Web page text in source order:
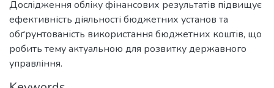
Дослідження обліку фінансових результатів підвищує
ефективність діяльності бюджетних установ та
обґрунтованість використання бюджетних коштів, що
робить тему актуальною для розвитку державного
управління.